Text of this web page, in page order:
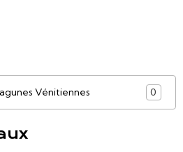
Vénitiennes 0